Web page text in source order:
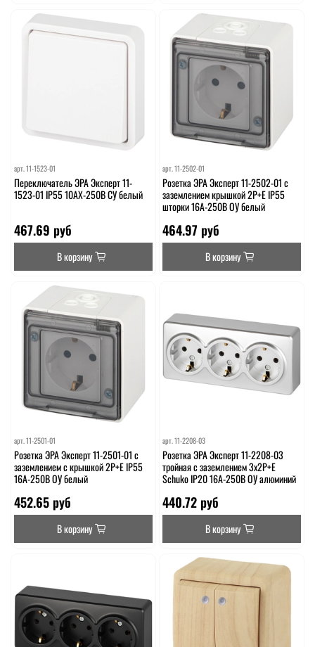
арт.11-1523-01
Переключатель ЭРА Эксперт 11-
1523-01 IP55 10АХ-250В СУ белый
467.69 руб
В корзину
арт. 11-2502-01
Розетка ЭРА Эксперт 11-2502-01 с
заземлением крышкой 2P+E IP55
шторки 16A-250В ОУ белый
464.97 руб
В корзину
арт.11-2501-01
Розетка ЭРА Эксперт 11-2501-01 с
заземлением с крышкой 2P+E IP55
16A-250В ОУ белый
452.65 руб
В корзину
арт. 11-2208-03
Розетка ЭРА Эксперт 11-2208-03
тройная с заземлением 3х2P+E
Schuko IP20 16A-250В ОУ алюминий
440.72 руб
В корзину